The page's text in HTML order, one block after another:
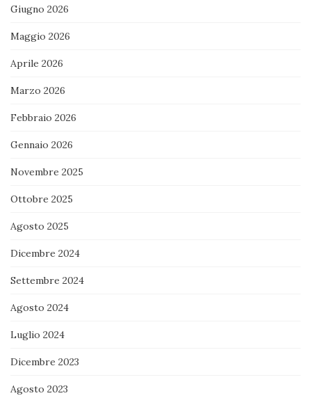
Giugno 2026
Maggio 2026
Aprile 2026
Marzo 2026
Febbraio 2026
Gennaio 2026
Novembre 2025
Ottobre 2025
Agosto 2025
Dicembre 2024
Settembre 2024
Agosto 2024
Luglio 2024
Dicembre 2023
Agosto 2023